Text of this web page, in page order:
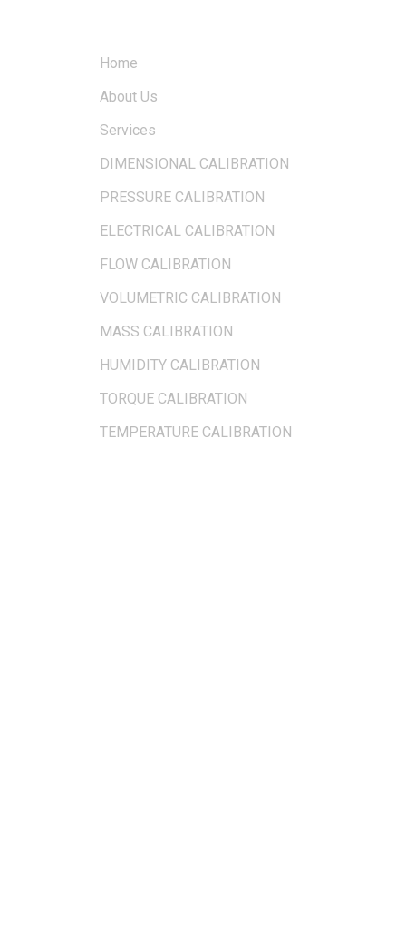
Home
About Us
Services
DIMENSIONAL CALIBRATION
PRESSURE CALIBRATION
ELECTRICAL CALIBRATION
FLOW CALIBRATION
VOLUMETRIC CALIBRATION
MASS CALIBRATION
HUMIDITY CALIBRATION
TORQUE CALIBRATION
TEMPERATURE CALIBRATION